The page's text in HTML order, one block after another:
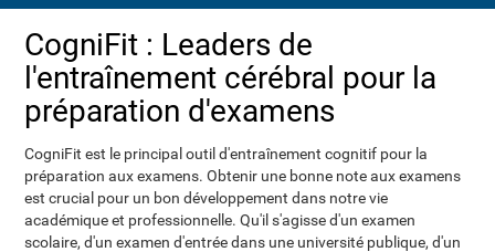
CogniFit : Leaders de
l'entraînement cérébral pour la
préparation d'examens
CogniFit est le principal outil d'entraînement cognitif pour la
préparation aux examens. Obtenir une bonne note aux examens
est crucial pour un bon développement dans notre vie
académique et professionnelle. Qu'il s'agisse d'un examen
scolaire, d'un examen d'entrée dans une université publique, d'un